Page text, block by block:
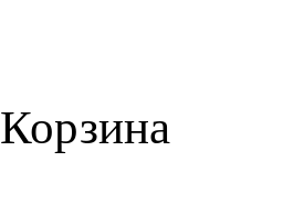
Корзина